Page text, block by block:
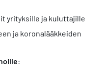
yrityksille ja kuluttajille
ja koronalääkkeiden
: